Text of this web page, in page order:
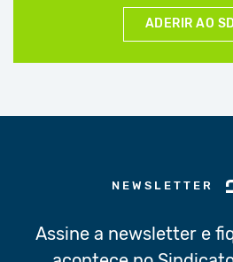
ADERIR AO
NEWSLETTER
Assine a newsletter e